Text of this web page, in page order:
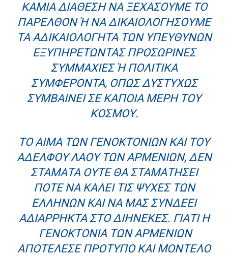
ΚΑΜΊΑ ΔΙΆΘΕΣΗ ΝΑ ΞΕΧΆΣΟΥΜΕ ΤΟ
ΠΑΡΕΛΘΌΝ Ή ΝΑ ΔΙΚΑΙΟΛΟΓΉΣΟΥΜΕ Τ
Α ΑΔΙΚΑΙΟΛΌΓΗΤΑ ΤΩΝ ΥΠΕΥΘΎΝΩΝ Ε
ΞΥΠΗΡΕΤΏΝΤΑΣ ΠΡΟΣΩΡΙΝΈΣ Σ
ΥΜΜΑΧΊΕΣ Ή ΠΟΛΙΤΙΚΆ ΣΥ
ΜΦΈΡΟΝΤΑ, ΌΠΩΣ ΔΥΣΤΥΧΏΣ ΣΥ
ΜΒΑΊΝΕΙ ΣΕ ΚΆΠΟΙΑ ΜΈΡΗ ΤΟΥ ΚΌ
ΣΜΟΥ.
ΤΟ ΑΊΜΑ ΤΩΝ ΓΕΝΟΚΤΟΝΙΏΝ ΚΑΙ ΤΟΥ
ΑΔΕΛΦΟΎ ΛΑΟΎ ΤΩΝ ΑΡΜΕΝΊΩΝ, ΔΕΝ
ΣΤΑΜΑΤΆ ΟΎΤΕ ΘΑ ΣΤΑΜΑΤΉΣΕΙ
ΠΟΤΈ ΝΑ ΚΑΛΕΊ ΤΙΣ ΨΥΧΈΣ ΤΩΝ
ΕΛΛΉΝΩΝ ΚΑΙ ΝΑ ΜΑΣ ΣΥΝΔΈΕΙ
ΑΔΙΆΡΡΗΚΤΑ ΣΤΟ ΔΙΗΝΕΚΈΣ. ΓΙΑΤΊ Η
ΓΕΝΟΚΤΟΝΊΑ ΤΩΝ ΑΡΜΕΝΊΩΝ
ΑΠΟΤΈΛΕΣΕ ΠΡΌΤΥΠΟ ΚΑΙ ΜΟΝΤΈΛΟ